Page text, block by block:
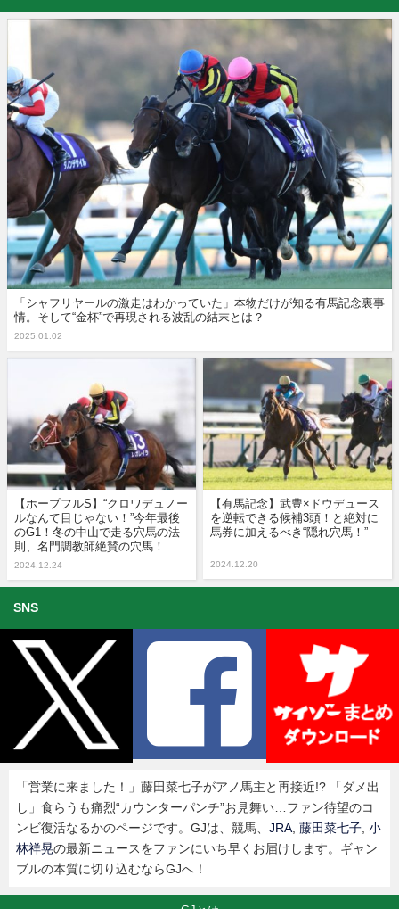
「シャフリヤールの激走はわかっていた」本物だけが知る有馬記念裏事
情。そして“金杯”で再現される波乱の結末とは？
2025.01.02
【ホープフルS】“クロワデュノー
ルなんて目じゃない！”今年最後
のG1！冬の中山で走る穴馬の法
則、名門調教師絶賛の穴馬！
2024.12.24
【有馬記念】武豊×ドウデュース
を逆転できる候補3頭！と絶対に
馬券に加えるべき“隠れ穴馬！”
2024.12.20
SNS
「営業に来ました！」藤田菜七子がアノ馬主と再接近!? 「ダメ出
し」食らうも痛烈“カウンターパンチ”お見舞い…ファン待望のコ
ンビ復活なるかのページです。GJは、競馬、 JRA 藤田菜七子 小
林祥晃の最新ニュースをファンにいち早くお届けします。ギャン
ブルの本質に切り込むならGJへ！